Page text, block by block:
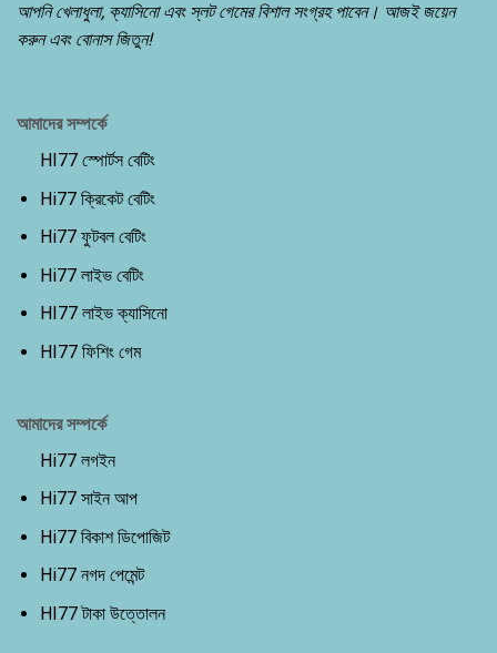
আপনি খেলাধুলা, ক্যাসিনো এবং স্লট গেমের বিশাল সংগ্রহ পাবেন। আজই জয়েন
করুন এবং বোনাস জিতুন!
আমাদের সম্পর্কে
HI77 স্পোর্টস বেটিং
Hi77 ক্রিকেট বেটিং
Hi77 ফুটবল বেটিং
Hi77 লাইভ বেটিং
HI77 লাইভ ক্যাসিনো
HI77 ফিশিং গেম
আমাদের সম্পর্কে
Hi77 লগইন
Hi77 সাইন আপ
Hi77 বিকাশ ডিপোজিট
Hi77 নগদ পেমেন্ট
HI77 টাকা উত্তোলন